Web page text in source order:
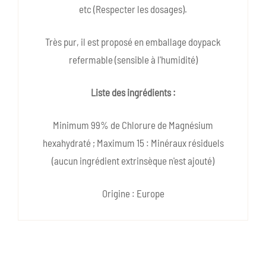
etc (Respecter les dosages).
Très pur, il est proposé en emballage doypack
refermable (sensible à l'humidité)
Liste des ingrédients :
Minimum 99% de Chlorure de Magnésium
hexahydraté ; Maximum 15 : Minéraux résiduels
(aucun ingrédient extrinsèque n'est ajouté)
Origine : Europe